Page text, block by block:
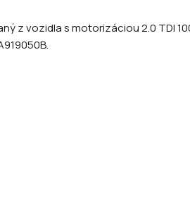
vozidla s motorizáciou 2.0 TDI 100